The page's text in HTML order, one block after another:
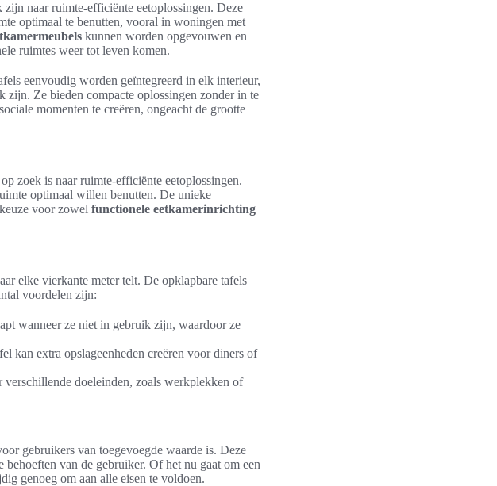
naar ruimte-efficiënte eetoplossingen. Deze
optimaal te benutten, vooral in woningen met
kunnen worden opgevouwen en
ruimtes weer tot leven komen.
eenvoudig worden geïntegreerd in elk interieur,
zijn. Ze bieden compacte oplossingen zonder in te
momenten te creëren, ongeacht de grootte
zoek is naar ruimte-efficiënte eetoplossingen.
optimaal willen benutten. De unieke
voor zowel functionele eetkamerinrichting
elke vierkante meter telt. De opklapbare tafels
voordelen zijn:
wanneer ze niet in gebruik zijn, waardoor ze
kan extra opslageenheden creëren voor diners of
doeleinden, zoals werkplekken of
gebruikers van toegevoegde waarde is. Deze
van de gebruiker. Of het nu gaat om een
genoeg om aan alle eisen te voldoen.